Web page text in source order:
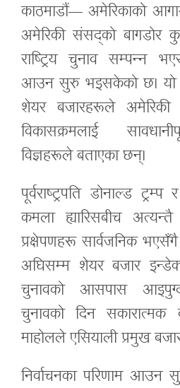
काठमाडौं— अमेरिकाको
अमेरिकी संसद्को
राष्ट्रिय चुनाव सम्पन्न
आउन सुरु भइसकेको छ। यो
शेयर बजारहरूले अमेरिकी
विकासक्रमलाई
विज्ञहरूले बताएका छन्।
पूर्वराष्ट्रपति डोनाल्ड ट्रम्प
कमला ह्यारिसबीच अत्यन्तै
प्रक्षेपणहरू सार्वजनिक
अघिसम्म शेयर बजार
चुनावको आसपास
चुनावको दिन सकारात्मक
माहोलले एसियाली प्रमुख
निर्वाचनका परिणाम